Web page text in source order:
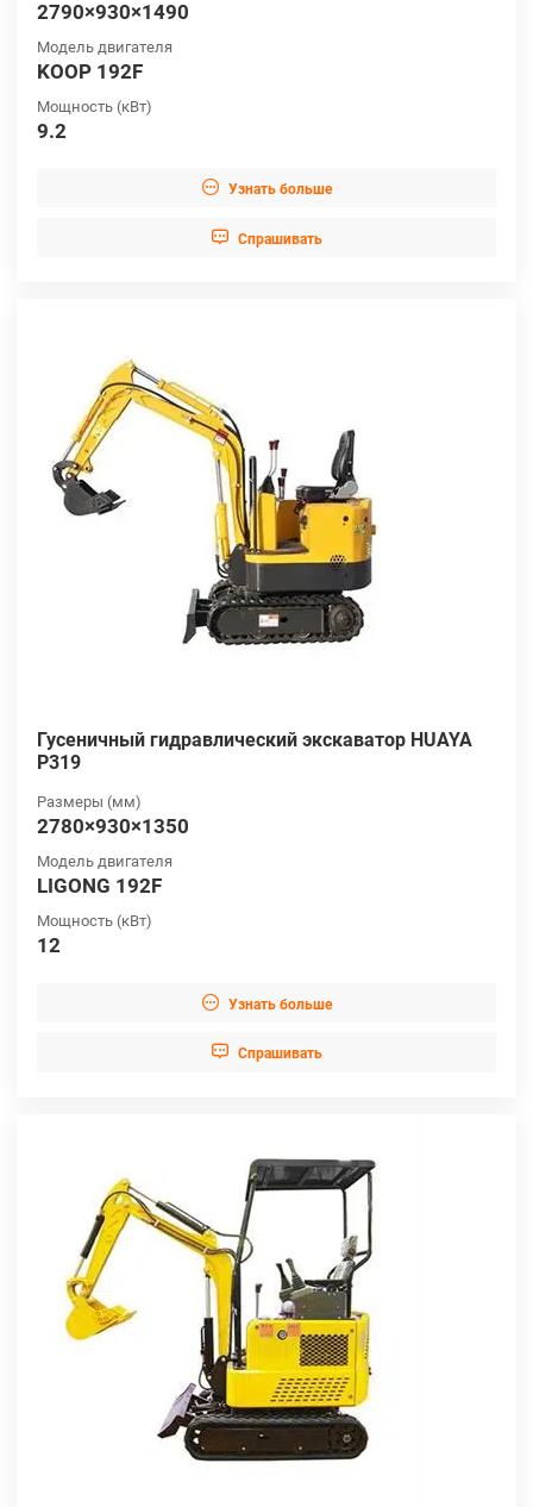
2790×930×1490
Модель двигателя
KOOP 192F
Мощность (кВт)
9.2
 Узнать больше
 Cпрашивать
Гусеничный гидравлический экскаватор HUAYA
P319
Размеры (мм)
2780×930×1350
Модель двигателя
LIGONG 192F
Мощность (кВт)
12
 Узнать больше
 Cпрашивать